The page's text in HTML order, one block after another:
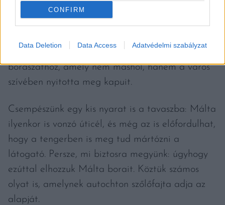
CONFIRM
Data Deletion Data Access Adatvédelmi szabályzat
Nem maradunk utazás nélkül sem: Németh
ellátogatott egy olyan nagy presztízsű
borászathoz, amely nem máshol, hanem a város
szívében nyitotta meg kapuit.
Csempészünk egy kis nyarat is a tavaszba: Málta
ilyenkor is vonzó úticél, és még az is előfordulhat,
hogy a tengerben is meg tud mártózni a
látogató. Persze, mi biztosra megyünk: úgyhogy
ezúttal elhozzuk Málta borait. Köztük számos
olyat is, amelynek autochton szőlőfajta adja az
alapját.